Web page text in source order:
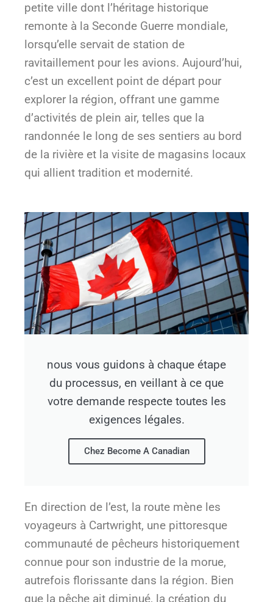
petite ville dont l’héritage historique
remonte à la Seconde Guerre mondiale,
lorsqu’elle servait de station de
ravitaillement pour les avions. Aujourd’hui,
c’est un excellent point de départ pour
explorer la région, offrant une gamme
d’activités de plein air, telles que la
randonnée le long de ses sentiers au bord
de la rivière et la visite de magasins locaux
qui allient tradition et modernité.
nous vous guidons à chaque étape
du processus, en veillant à ce que
votre demande respecte toutes les
exigences légales.
Chez Become A Canadian
En direction de l’est, la route mène les
voyageurs à Cartwright, une pittoresque
communauté de pêcheurs historiquement
connue pour son industrie de la morue,
autrefois florissante dans la région. Bien
que la pêche ait diminué, la création du